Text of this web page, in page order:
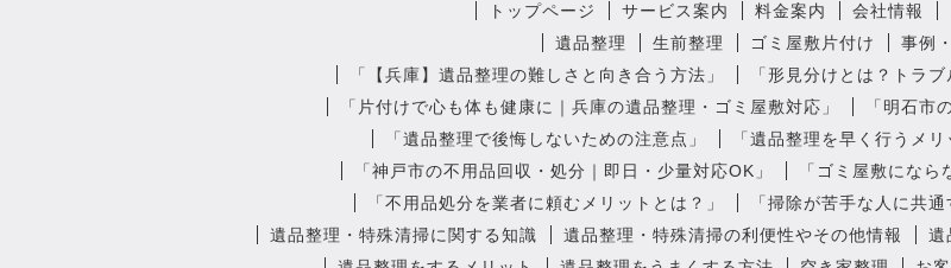
トップページ サービス案内 料金案内 会社情報
遺品整理
生前整理 ゴミ屋敷片付け
事例
「【兵庫】遺品整理の難しさと向き合う方法」
「形見分けとは？トラ
「片付けで心も体も健康に｜兵庫の遺品整理・ゴミ屋敷対応」
「明石市
「遺品整理で後悔しないための注意点」
「遺品整理を早く行うメ
「神戸市の不用品回収・処分｜即日・少量対応OK」
「ゴミ屋敷になら
「不用品処分を業者に頼むメリットとは？」
「掃除が苦手な人に共
遺品整理・特殊清掃に関する知識
遺品整理・特殊清掃の利便性やその他情報 遺